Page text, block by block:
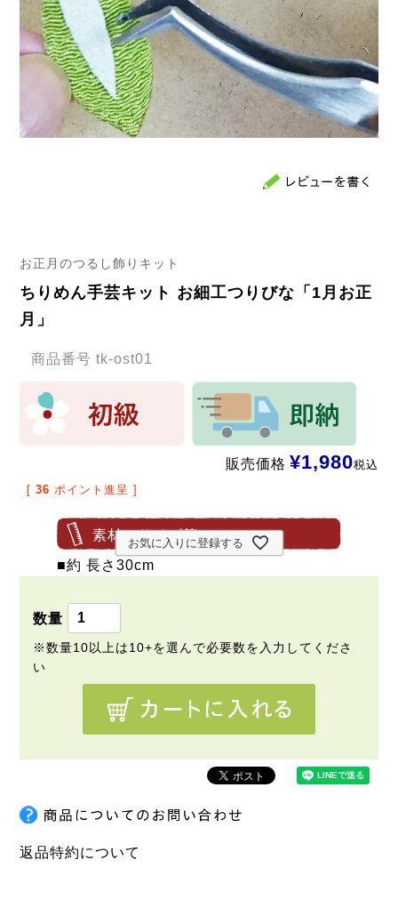
お正月のつるし飾りキット
ちりめん手芸キット お細工つりびな「1月お正
月」
商品番号 tk-ost01
販売価格 ¥1,980税込
[ 36 ポイント進呈 ]
素材・サイズ等
■約 長さ30cm
お気に入りに登録する
返品特約について